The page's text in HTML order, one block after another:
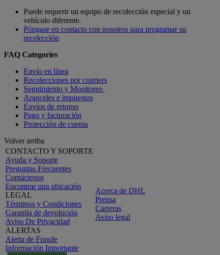
Puede requerir un equipo de recolección especial y un
vehículo diferente.
Póngase en contacto con nosotros para programar su
recolección
FAQ Categories
Envío en línea
Recolecciones por couriers
Seguimiento y Monitoreo
Aranceles e impuestos
Envíos de retorno
Pago y facturación
Protección de cuenta
Volver arriba
CONTACTO Y SOPORTE
Ayuda y Soporte
Preguntas Frecuentes
Contáctenos
Encontrar una ubicación
LEGAL
Términos y Condiciones
Garantía de devolución
Aviso De Privacidad
ALERTAS
Alerta de Fraude
Información Importante
Acerca de DHL
Prensa
Carreras
Aviso legal